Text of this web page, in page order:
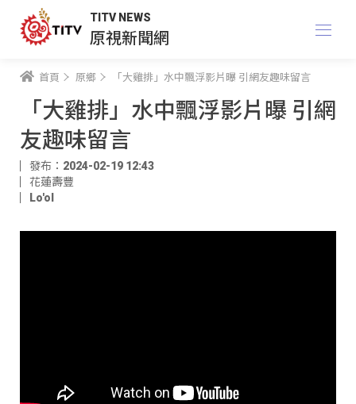
TITV NEWS
原視新聞網
首頁 原鄉 「大雞排」水中飄浮影片曝 引網友趣味留言
「大雞排」水中飄浮影片曝 引網
友趣味留言
發布：2024-02-19 12:43
花蓮壽豐
Lo'ol